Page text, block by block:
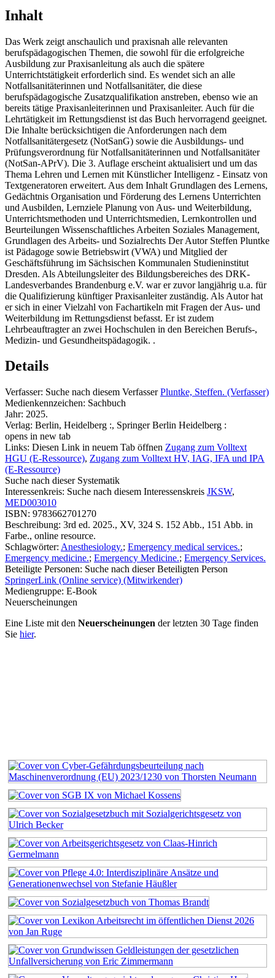
Inhalt
Das Werk zeigt anschaulich und praxisnah alle relevanten
berufspädagogischen Themen, die sowohl für die erfolgreiche
Ausbildung zur Praxisanleitung als auch die spätere
Unterrichtstätigkeit erforderlich sind. Es wendet sich an alle
Notfallsanitäterinnen und Notfallsanitäter, die diese
berufspädagogische Zusatzqualifikation anstreben, ebenso wie an
bereits tätige Praxisanleiterinnen und Praxisanleiter. Auch für die
Lehrtätigkeit im Rettungsdienst ist das Buch hervorragend geeignet.
Die Inhalte berücksichtigen die Anforderungen nach dem
Notfallsanitätergesetz (NotSanG) sowie die Ausbildungs- und
Prüfungsverordnung für Notfallsanitäterinnen und Notfallsanitäter
(NotSan-APrV). Die 3. Auflage erscheint aktualisiert und um das
Thema Lehren und Lernen mit Künstlicher Intelligenz - Einsatz von
Textgeneratoren erweitert. Aus dem Inhalt Grundlagen des Lernens,
Gedächtnis Organisation und Förderung des Lernens Unterrichten
und Ausbilden, Lernziele Planung von Aus- und Weiterbildung,
Unterrichtsmethoden und Unterrichtsmedien, Lernkontrollen und
Beurteilungen Wissenschaftliches Arbeiten Soziales Management,
Grundlagen des Arbeits- und Sozialrechts Der Autor Steffen Pluntke
ist Pädagoge sowie Betriebswirt (VWA) und Mitglied der
Geschäftsführung im Sächsischen Kommunalen Studieninstitut
Dresden. Als Abteilungsleiter des Bildungsbereiches des DRK-
Landesverbandes Brandenburg e.V. war er zuvor langjährig u.a. für
die Qualifizierung künftiger Praxisanleiter zuständig. Als Autor hat
er sich in einer Vielzahl von Fachartikeln mit Fragen der Aus- und
Weiterbildung im Rettungsdienst befasst. Er ist zudem
Lehrbeauftragter an zwei Hochschulen in den Bereichen Berufs-,
Medizin- und Gesundheitspädagogik. .
Details
Verfasser: Suche nach diesem Verfasser Pluntke, Steffen. (Verfasser)
Medienkennzeichen: Sachbuch
Jahr: 2025.
Verlag: Berlin, Heidelberg :, Springer Berlin Heidelberg :
opens in new tab
Links: Diesen Link in neuem Tab öffnen Zugang zum Volltext
HGU (E-Ressource), Zugang zum Volltext HV, IAG, IFA und IPA
(E-Ressource)
Suche nach dieser Systematik
Interessenkreis: Suche nach diesem Interessenskreis JKSW,
MED003010
ISBN: 9783662701270
Beschreibung: 3rd ed. 2025., XV, 324 S. 152 Abb., 151 Abb. in
Farbe., online resource.
Schlagwörter: Anesthesiology.; Emergency medical services.;
Emergency medicine.; Emergency Medicine.; Emergency Services.
Beteiligte Personen: Suche nach dieser Beteiligten Person
SpringerLink (Online service) (Mitwirkender)
Mediengruppe: E-Book
Neuerscheinungen
Eine Liste mit den Neuerscheinungen der letzten 30 Tage finden
Sie hier.